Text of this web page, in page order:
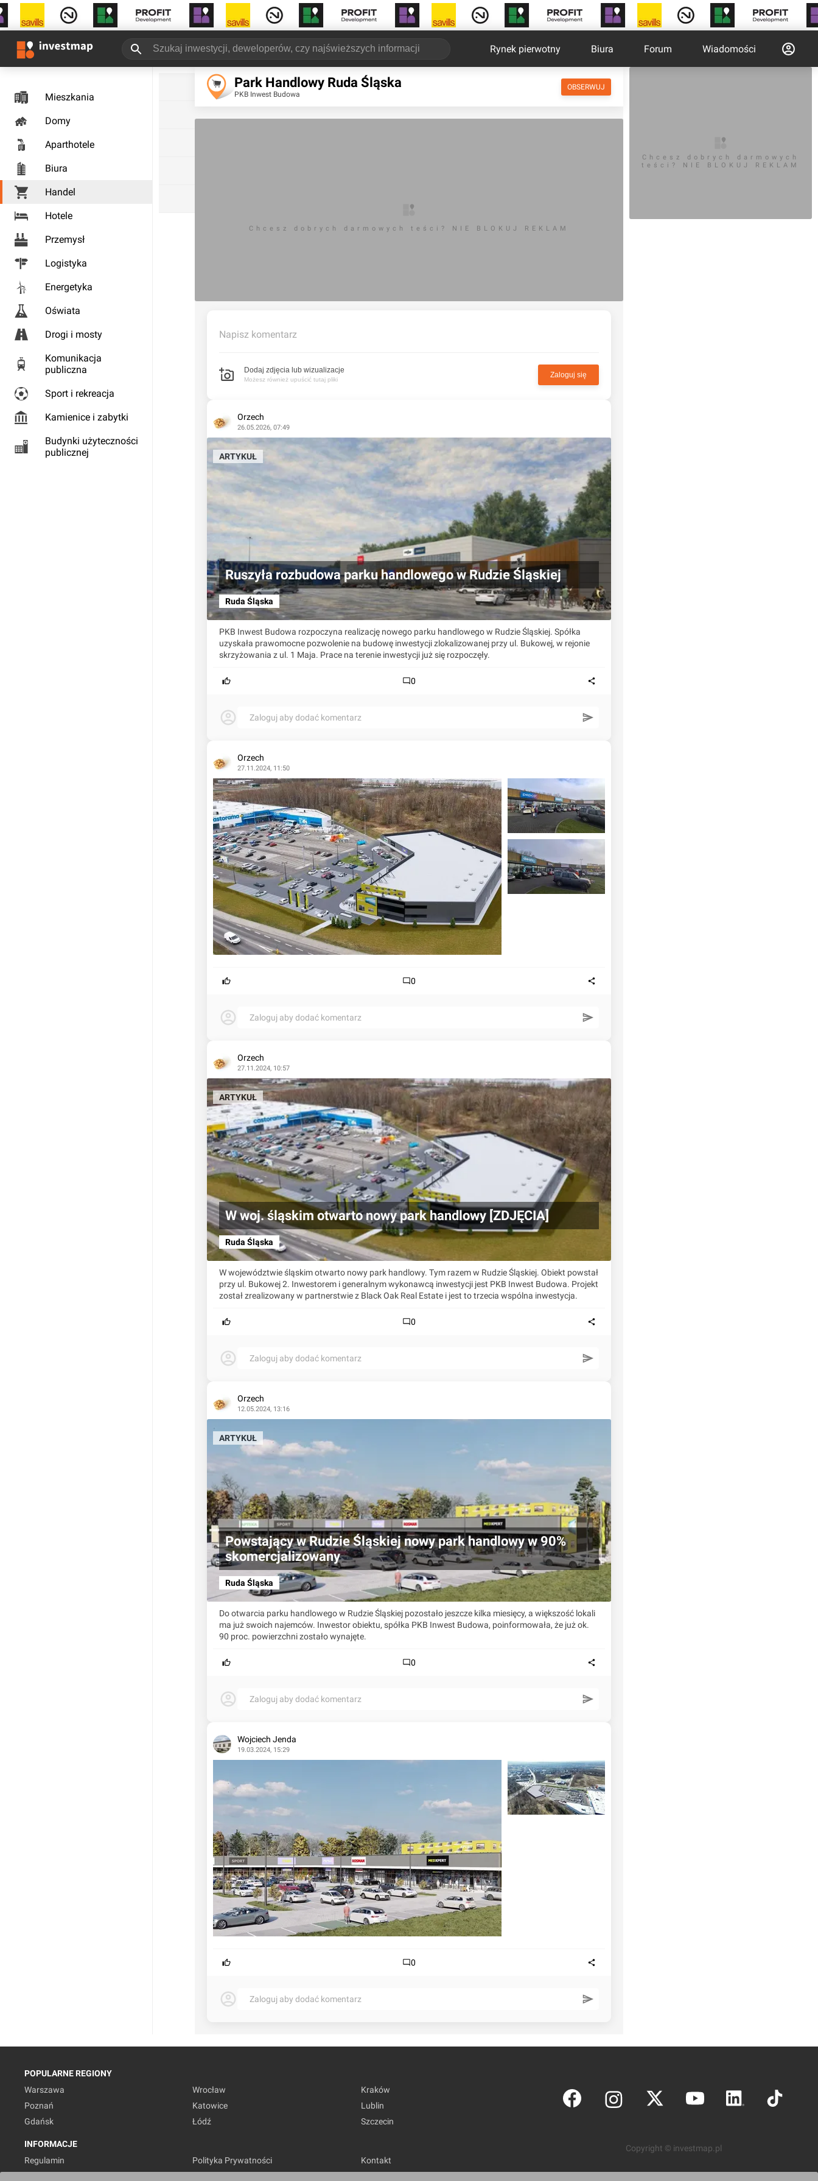
Rynek pierwotny Biura Forum Wiadomości
Mieszkania
Domy
Aparthotele
Biura
Handel
Hotele
Przemysł
Logistyka
Energetyka
Oświata
Drogi i mosty
Komunikacja
publiczna
Sport i rekreacja
Kamienice i zabytki
Budynki użyteczności
publicznej
Park Handlowy Ruda Śląska
PKB Inwest Budowa
OBSERWUJ
Chcesz dobrych darmowych teści? NIE BLOKUJ REKLAM
Napisz komentarz
Dodaj zdjęcia lub wizualizacje
Możesz również upuścić tutaj pliki
Zaloguj się
Orzech
26.05.2026, 07:49
Ruszyła rozbudowa parku handlowego w Rudzie Śląskiej
Ruda Śląska
ARTYKUŁ
PKB Inwest Budowa rozpoczyna realizację nowego parku handlowego w Rudzie Śląskiej. Spółka
uzyskała prawomocne pozwolenie na budowę inwestycji zlokalizowanej przy ul. Bukowej, w rejonie
skrzyżowania z ul. 1 Maja. Prace na terenie inwestycji już się rozpoczęły.
0
Zaloguj aby dodać komentarz
Orzech
27.11.2024, 11:50
0
Zaloguj aby dodać komentarz
Orzech
27.11.2024, 10:57
W woj. śląskim otwarto nowy park handlowy [ZDJĘCIA]
Ruda Śląska
ARTYKUŁ
W województwie śląskim otwarto nowy park handlowy. Tym razem w Rudzie Śląskiej. Obiekt powstał
przy ul. Bukowej 2. Inwestorem i generalnym wykonawcą inwestycji jest PKB Inwest Budowa. Projekt
został zrealizowany w partnerstwie z Black Oak Real Estate i jest to trzecia wspólna inwestycja.
0
Zaloguj aby dodać komentarz
Orzech
12.05.2024, 13:16
Powstający w Rudzie Śląskiej nowy park handlowy w 90%
skomercjalizowany
Ruda Śląska
ARTYKUŁ
Do otwarcia parku handlowego w Rudzie Śląskiej pozostało jeszcze kilka miesięcy, a większość lokali
ma już swoich najemców. Inwestor obiektu, spółka PKB Inwest Budowa, poinformowała, że już ok.
90 proc. powierzchni zostało wynajęte.
0
Zaloguj aby dodać komentarz
Wojciech Jenda
19.03.2024, 15:29
0
Zaloguj aby dodać komentarz
Chcesz dobrych darmowych
teści? NIE BLOKUJ REKLAM
POPULARNE REGIONY
Warszawa
Wrocław
Kraków
Poznań
Katowice
Lublin
Gdańsk
Łódź Szczecin
INFORMACJE
Regulamin
Polityka Prywatności
Kontakt
Copyright © investmap.pl